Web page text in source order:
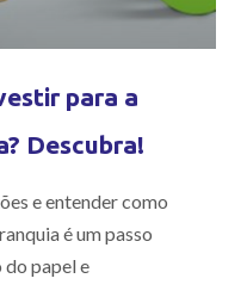
para a
Descubra!
e entender como
é um passo
do papel e